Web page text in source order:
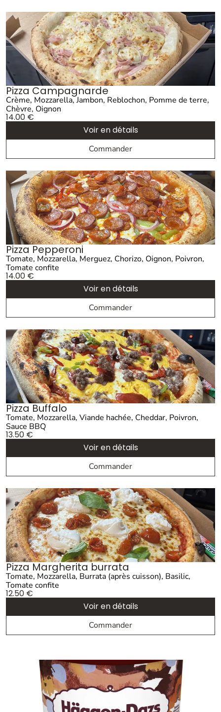
Pizza Campagnarde
Crème, Mozzarella, Jambon, Reblochon, Pomme de terre,
Chèvre, Oignon
14.00 €
Voir en détails
Commander
Pizza Pepperoni
Tomate, Mozzarella, Merguez, Chorizo, Oignon, Poivron,
Tomate confite
14.00 €
Voir en détails
Commander
Pizza Buffalo
Tomate, Mozzarella, Viande hachée, Cheddar, Poivron,
Sauce BBQ
13.50 €
Voir en détails
Commander
Pizza Margherita burrata
Tomate, Mozzarella, Burrata (après cuisson), Basilic,
Tomate confite
12.50 €
Voir en détails
Commander